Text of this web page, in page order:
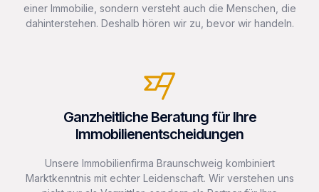
einer Immobilie, sondern versteht auch die Menschen, die
dahinterstehen. Deshalb hören wir zu, bevor wir handeln.
Ganzheitliche Beratung für Ihre
Immobilienentscheidungen
Unsere Immobilienfirma Braunschweig kombiniert
Marktkenntnis mit echter Leidenschaft. Wir verstehen uns